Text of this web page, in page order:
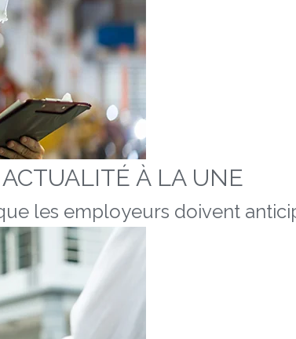
ACTUALITÉ À LA UNE
les employeurs doivent